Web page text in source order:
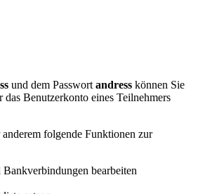
und dem Passwort andress können Sie
Benutzerkonto eines Teilnehmers
folgende Funktionen zur
bearbeiten